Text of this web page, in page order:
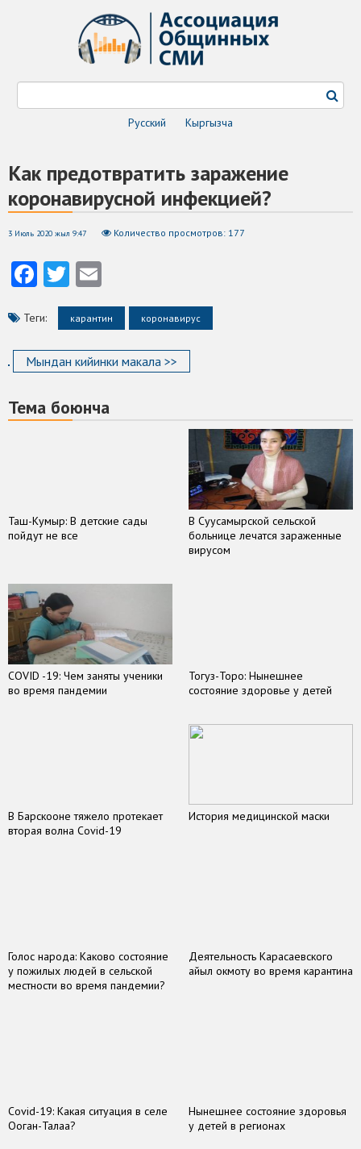
Русский Кыргызча
Как предотвратить заражение
коронавирусной инфекцией?
3 Июль 2020 жыл 9:47 Количество просмотров: 177
Facebook
Twitter
Теги: карантин коронавирус
Мындан кийинки макала >>
Тема боюнча
Таш-Кумыр: В детские сады
пойдут не все
В Суусамырской сельской
больнице лечатся зараженные
вирусом
COVID -19: Чем заняты ученики
во время пандемии
Тогуз-Торо: Нынешнее
состояние здоровье у детей
В Барскооне тяжело протекает
вторая волна Covid-19
История медицинской маски
Голос народа: Каково состояние
у пожилых людей в сельской
местности во время пандемии?
Деятельность Карасаевского
айыл окмоту во время карантина
Covid-19: Какая ситуация в селе
Ооган-Талаа?
Нынешнее состояние здоровья
у детей в регионах